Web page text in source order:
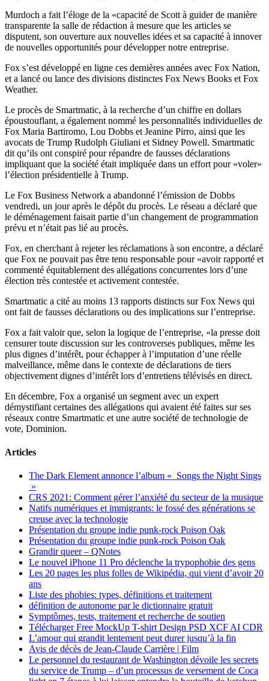
Murdoch a fait l’éloge de la «capacité de Scott à guider de manière
transparente la salle de rédaction à mesure que les articles se
disputent, son ouverture aux nouvelles idées et sa capacité à innover
de nouvelles opportunités pour développer notre entreprise.
Fox s’est développé en ligne ces dernières années avec Fox Nation,
et a lancé ou lance des divisions distinctes Fox News Books et Fox
Weather.
Le procès de Smartmatic, à la recherche d’un chiffre en dollars
époustouflant, a également nommé les personnalités individuelles de
Fox Maria Bartiromo, Lou Dobbs et Jeanine Pirro, ainsi que les
avocats de Trump Rudolph Giuliani et Sidney Powell. Smartmatic
dit qu’ils ont conspiré pour répandre de fausses déclarations
impliquant que la société était impliquée dans un effort pour «voler»
l’élection présidentielle à Trump.
Le Fox Business Network a abandonné l’émission de Dobbs
vendredi, un jour après le dépôt du procès. Le réseau a déclaré que
le déménagement faisait partie d’un changement de programmation
prévu et n’était pas lié au procès.
Fox, en cherchant à rejeter les réclamations à son encontre, a déclaré
que Fox ne pouvait pas être tenu responsable pour «avoir rapporté et
commenté équitablement des allégations concurrentes lors d’une
élection très contestée et activement contestée.
Smartmatic a cité au moins 13 rapports distincts sur Fox News qui
ont fait de fausses déclarations ou des implications sur l’entreprise.
Fox a fait valoir que, selon la logique de l’entreprise, «la presse doit
censurer toute discussion sur les controverses publiques, même les
plus dignes d’intérêt, pour échapper à l’imputation d’une réelle
malveillance, même dans le contexte de déclarations de tiers
objectivement dignes d’intérêt lors d’entretiens télévisés en direct.
En décembre, Fox a organisé un segment avec un expert
démystifiant certaines des allégations qui avaient été faites sur ses
réseaux contre Smartmatic et une autre société de technologie de
vote, Dominion.
Articles
The Dark Element annonce l’album « Songs the Night Sings
»
CRS 2021: Comment gérer l’anxiété du secteur de la musique
Natifs numériques et immigrants: le fossé des générations se
creuse avec la technologie
Présentation du groupe indie punk-rock Poison Oak
Présentation du groupe indie punk-rock Poison Oak
Grandir queer – QNotes
Le nouvel iPhone 11 Pro déclenche la trypophobie des gens
Les 20 pages les plus folles de Wikipédia, qui vient d’avoir 20
ans
Liste des phobies: types, définitions et traitement
définition de autonome par le dictionnaire gratuit
Symptômes, tests, traitement et recherche de soutien
Télécharger Free MockUp T-shirt Design PSD XCF AI CDR
L’amour qui grandit lentement peut durer jusqu’à la fin
Avis de décès de Jean-Claude Carrière | Film
Le personnel du restaurant de Washington dévoile les secrets
du service de Trump – d’un processus de versement de Coca